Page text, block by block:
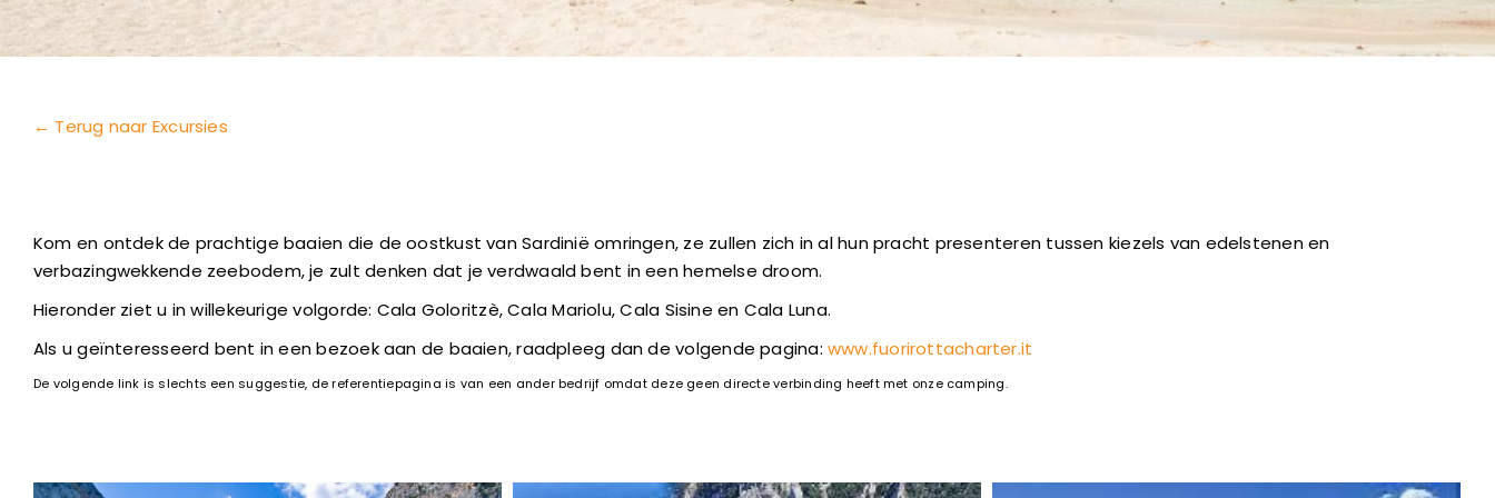
← Terug naar Excursies
Kom en ontdek de prachtige baaien die de oostkust van Sardinië omringen, ze zullen zich in al hun pracht presenteren tussen kiezels van edelstenen en
verbazingwekkende zeebodem, je zult denken dat je verdwaald bent in een hemelse droom.
Hieronder ziet u in willekeurige volgorde: Cala Goloritzè, Cala Mariolu, Cala Sisine en Cala Luna.
Als u geïnteresseerd bent in een bezoek aan de baaien, raadpleeg dan de volgende pagina: www.fuorirottacharter.it
De volgende link is slechts een suggestie, de referentiepagina is van een ander bedrijf omdat deze geen directe verbinding heeft met onze camping.